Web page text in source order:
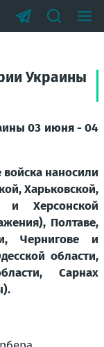
Украины
03 июня - 04
наносили
Харьковской,
и Херсонской
Полтаве,
Чернигове и
области,
Сарнах